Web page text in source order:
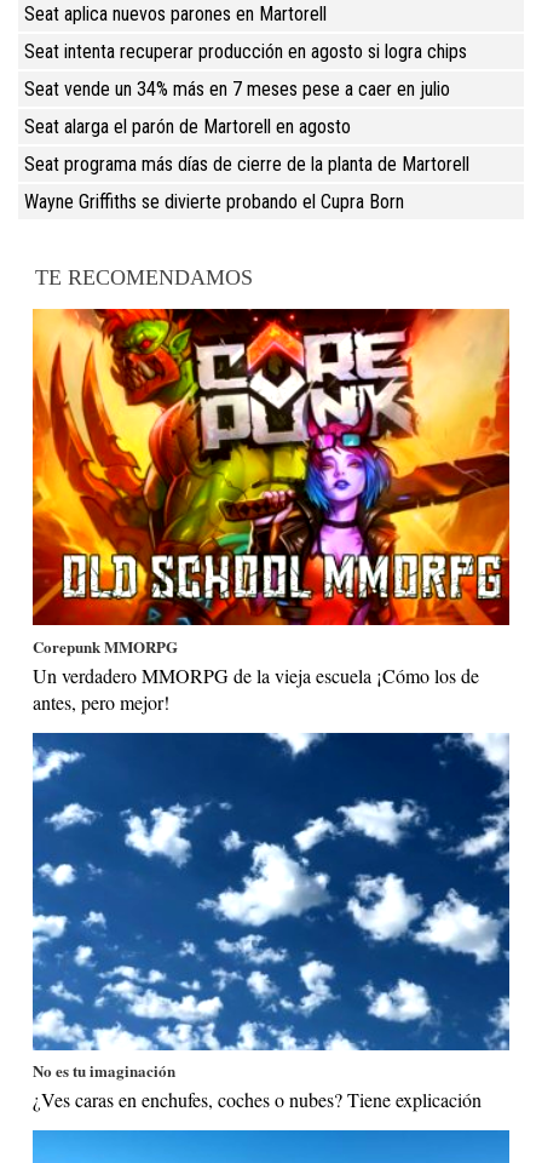
Seat aplica nuevos parones en Martorell
Seat intenta recuperar producción en agosto si logra chips
Seat vende un 34% más en 7 meses pese a caer en julio
Seat alarga el parón de Martorell en agosto
Seat programa más días de cierre de la planta de Martorell
Wayne Griffiths se divierte probando el Cupra Born
TE RECOMENDAMOS
Corepunk MMORPG
Un verdadero MMORPG de la vieja escuela ¡Cómo los de
antes, pero mejor!
No es tu imaginación
¿Ves caras en enchufes, coches o nubes? Tiene explicación